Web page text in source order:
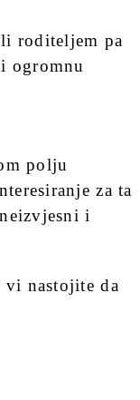
roditeljem pa
ogromnu
polju
za ta
i
vi nastojite da